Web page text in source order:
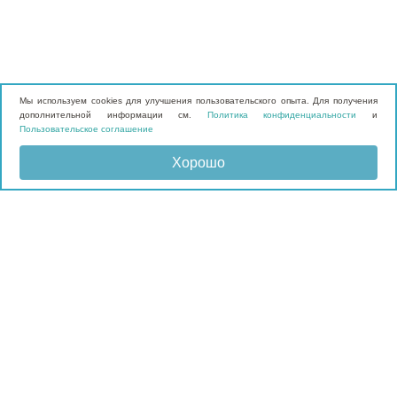
Мы используем cookies для улучшения пользовательского опыта. Для получения
дополнительной информации см. Политика конфиденциальности
и
Пользовательское соглашение
Хорошо